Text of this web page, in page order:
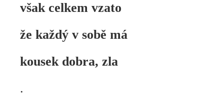
však celkem vzato
že každý v sobě má
kousek dobra, zla
.